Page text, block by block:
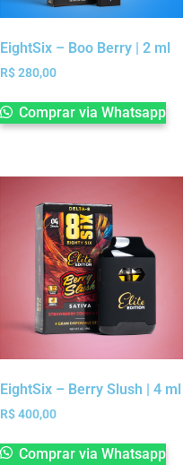
EightSix – Boo Berry | 2 ml
R$280,00
Comprar via Whatsapp
EightSix – Berry Slush | 4 ml
R$400,00
Comprar via Whatsapp